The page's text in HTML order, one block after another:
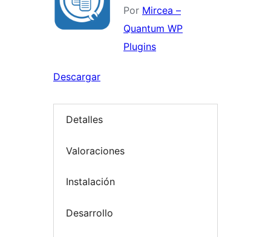
Por Mircea –
Quantum WP
Plugins
Descargar
Detalles
Valoraciones
Instalación
Desarrollo